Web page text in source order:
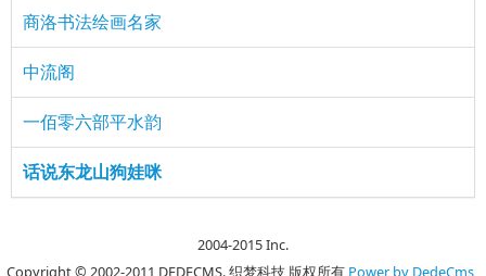
商洛书法绘画名家
中流阁
一佰零六部平水韵
话说东龙山狗娃咪
2004-2015 Inc.
Copyright © 2002-2011 DEDECMS. 织梦科技 版权所有 Power by DedeCms